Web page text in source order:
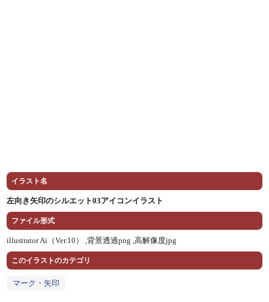
イラスト名
左向き矢印のシルエット03アイコンイラスト
ファイル形式
illustrator Ai（Ver.10） ,背景透過png ,高解像度jpg
このイラストのカテゴリ
マーク・矢印